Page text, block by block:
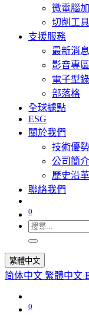
微電腦
切削工具
支援服務
最新消息
影音專區
電子型錄
部落格
全球據點
ESG
關於我們
技術優勢
公司簡介
歷史沿革
聯絡我們
0
繁體中文
简体中文 繁體中文
0